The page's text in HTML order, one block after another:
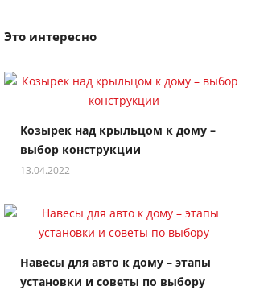
Это интересно
Козырек над крыльцом к дому –
выбор конструкции
13.04.2022
Навесы для авто к дому – этапы
установки и советы по выбору